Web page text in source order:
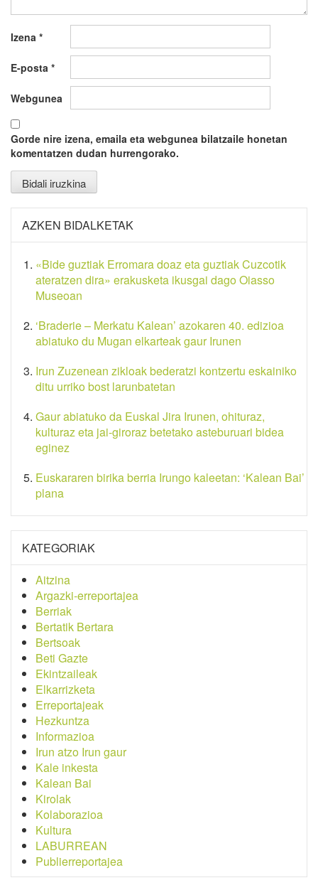
Izena *
E-posta *
Webgunea
Gorde nire izena, emaila eta webgunea bilatzaile honetan
komentatzen dudan hurrengorako.
AZKEN BIDALKETAK
«Bide guztiak Erromara doaz eta guztiak Cuzcotik
ateratzen dira» erakusketa ikusgai dago Oiasso
Museoan
‘Braderie – Merkatu Kalean’ azokaren 40. edizioa
abiatuko du Mugan elkarteak gaur Irunen
Irun Zuzenean zikloak bederatzi kontzertu eskainiko
ditu urriko bost larunbatetan
Gaur abiatuko da Euskal Jira Irunen, ohituraz,
kulturaz eta jai-giroraz betetako asteburuari bidea
eginez
Euskararen birika berria Irungo kaleetan: ‘Kalean Bai’
plana
KATEGORIAK
Aitzina
Argazki-erreportajea
Berriak
Bertatik Bertara
Bertsoak
Beti Gazte
Ekintzaileak
Elkarrizketa
Erreportajeak
Hezkuntza
Informazioa
Irun atzo Irun gaur
Kale inkesta
Kalean Bai
Kirolak
Kolaborazioa
Kultura
LABURREAN
Publierreportajea